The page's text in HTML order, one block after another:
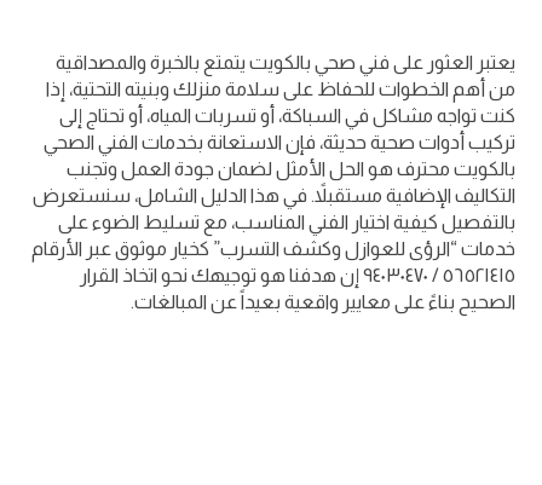
يعتبر العثور على فني صحي بالكويت يتمتع بالخبرة والمصداقية
من أهم الخطوات للحفاظ على سلامة منزلك وبنيته التحتية، إذا
كنت تواجه مشاكل في السباكة، أو تسربات المياه، أو تحتاج إلى
تركيب أدوات صحية حديثة، فإن الاستعانة بخدمات الفني الصحي
بالكويت محترف هو الحل الأمثل لضمان جودة العمل وتجنب
التكاليف الإضافية مستقبلاً. في هذا الدليل الشامل، سنستعرض
بالتفصيل كيفية اختيار الفني المناسب، مع تسليط الضوء على
خدمات “الرؤى للعوازل وكشف التسرب” كخيار موثوق عبر الأرقام
٥٦٥٢١٤١٥ / ٩٤٠٣٠٤٧٠ إن هدفنا هو توجيهك نحو اتخاذ القرار
الصحيح بناءً على معايير واقعية بعيداً عن المبالغات.